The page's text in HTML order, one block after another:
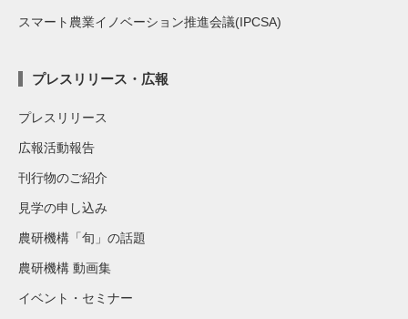
スマート農業イノベーション推進会議(IPCSA)
プレスリリース・広報
プレスリリース
広報活動報告
刊行物のご紹介
見学の申し込み
農研機構「旬」の話題
農研機構 動画集
イベント・セミナー